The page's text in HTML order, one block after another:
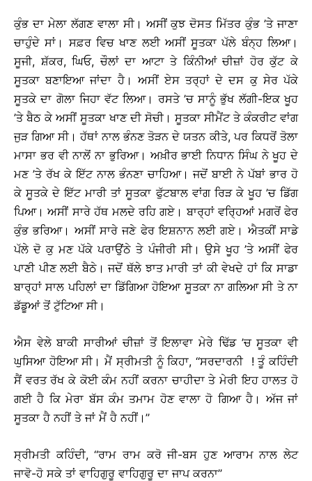
ਕੁੰਭ ਦਾ ਮੇਲਾ ਲੱਗਣ ਵਾਲਾ ਸੀ। ਅਸੀਂ ਕੁਝ ਦੋਸਤ ਮਿੱਤਰ ਕੁੰਭ ’ਤੇ ਜਾਣਾ
ਚਾਹੁੰਦੇ ਸਾਂ। ਸਫ਼ਰ ਵਿਚ ਖਾਣ ਲਈ ਅਸੀਂ ਸੂਤਕਾ ਪੱਲੇ ਬੰਨ੍ਹ ਲਿਆ।
ਸੂਜੀ, ਸ਼ੱਕਰ, ਘਿਓ, ਚੌਲਾਂ ਦਾ ਆਟਾ ਤੇ ਕਿੰਨੀਆਂ ਚੀਜ਼ਾਂ ਹੋਰ ਕੁੱਟ ਕੇ
ਸੂਤਕਾ ਬਣਾਇਆ ਜਾਂਦਾ ਹੈ। ਅਸੀਂ ਏਸ ਤਰ੍ਹਾਂ ਦੇ ਦਸ ਕੁ ਸੇਰ ਪੱਕੇ
ਸੂਤਕੇ ਦਾ ਗੋਲਾ ਜਿਹਾ ਵੱਟ ਲਿਆ। ਰਸਤੇ ’ਚ ਸਾਨੂੰ ਭੁੱਖ ਲੱਗੀ-ਇਕ ਖੂਹ
’ਤੇ ਬੈਠ ਕੇ ਅਸੀਂ ਸੂਤਕਾ ਖਾਣ ਦੀ ਸੋਚੀ। ਸੂਤਕਾ ਸੀਮੈਂਟ ਤੇ ਕੰਕਰੀਟ ਵਾਂਗ
ਜੁੜ ਗਿਆ ਸੀ। ਹੱਥਾਂ ਨਾਲ ਭੰਨਣ ਤੋੜਨ ਦੇ ਯਤਨ ਕੀਤੇ, ਪਰ ਕਿਧਰੋਂ ਤੋਲਾ
ਮਾਸਾ ਭਰ ਵੀ ਨਾਲੋਂ ਨਾ ਭੁਰਿਆ। ਅਖ਼ੀਰ ਭਾਈ ਨਿਧਾਨ ਸਿੰਘ ਨੇ ਖੂਹ ਦੇ
ਮਣ ’ਤੇ ਰੱਖ ਕੇ ਇੱਟ ਨਾਲ ਭੰਨਣਾ ਚਾਹਿਆ। ਜਦੋਂ ਬਾਈ ਨੇ ਪੱਬਾਂ ਭਾਰ ਹੋ
ਕੇ ਸੂਤਕੇ ਦੇ ਇੱਟ ਮਾਰੀ ਤਾਂ ਸੂਤਕਾ ਫੁੱਟਬਾਲ ਵਾਂਗ ਰਿੜ ਕੇ ਖੂਹ ’ਚ ਡਿੱਗ
ਪਿਆ। ਅਸੀਂ ਸਾਰੇ ਹੱਥ ਮਲਦੇ ਰਹਿ ਗਏ। ਬਾਰ੍ਹਾਂ ਵਰ੍ਹਿਆਂ ਮਗਰੋਂ ਫੇਰ
ਕੁੰਭ ਭਰਿਆ। ਅਸੀਂ ਸਾਰੇ ਜਣੇ ਫੇਰ ਇਸ਼ਨਾਨ ਲਈ ਗਏ। ਐਤਕੀਂ ਸਾਡੇ
ਪੱਲੇ ਦੋ ਕੁ ਮਣ ਪੱਕੇ ਪਰਾਉਂਠੇ ਤੇ ਪੰਜੀਰੀ ਸੀ। ਉਸੇ ਖੂਹ ’ਤੇ ਅਸੀਂ ਫੇਰ
ਪਾਣੀ ਪੀਣ ਲਈ ਬੈਠੇ। ਜਦੋਂ ਥੱਲੇ ਝਾਤ ਮਾਰੀ ਤਾਂ ਕੀ ਵੇਖਦੇ ਹਾਂ ਕਿ ਸਾਡਾ
ਬਾਰ੍ਹਾਂ ਸਾਲ ਪਹਿਲਾਂ ਦਾ ਡਿੱਗਿਆ ਹੋਇਆ ਸੂਤਕਾ ਨਾ ਗਲਿਆ ਸੀ ਤੇ ਨਾ
ਡੱਡੂਆਂ ਤੋਂ ਟੁੱਟਿਆ ਸੀ।
ਐਸ ਵੇਲੇ ਬਾਕੀ ਸਾਰੀਆਂ ਚੀਜ਼ਾਂ ਤੋਂ ਇਲਾਵਾ ਮੇਰੇ ਢਿੱਡ ’ਚ ਸੂਤਕਾ ਵੀ
ਘੁਸਿਆ ਹੋਇਆ ਸੀ। ਮੈਂ ਸ੍ਰੀਮਤੀ ਨੂੰ ਕਿਹਾ, ‘‘ਸਰਦਾਰਨੀ ! ਤੂੰ ਕਹਿੰਦੀ
ਸੈਂ ਵਰਤ ਰੱਖ ਕੇ ਕੋਈ ਕੰਮ ਨਹੀਂ ਕਰਨਾ ਚਾਹੀਦਾ ਤੇ ਮੇਰੀ ਇਹ ਹਾਲਤ ਹੋ
ਗਈ ਹੈ ਕਿ ਮੇਰਾ ਬੱਸ ਕੰਮ ਤਮਾਮ ਹੋਣ ਵਾਲਾ ਹੋ ਗਿਆ ਹੈ। ਅੱਜ ਜਾਂ
ਸੂਤਕਾ ਹੈ ਨਹੀਂ ਤੇ ਜਾਂ ਮੈਂ ਹੈ ਨਹੀਂ।’’
ਸ੍ਰੀਮਤੀ ਕਹਿੰਦੀ, ‘‘ਰਾਮ ਰਾਮ ਕਰੋ ਜੀ-ਬਸ ਹੁਣ ਆਰਾਮ ਨਾਲ ਲੇਟ
ਜਾਵੋ-ਹੋ ਸਕੇ ਤਾਂ ਵਾਹਿਗੁਰੂ ਵਾਹਿਗੁਰੂ ਦਾ ਜਾਪ ਕਰਨਾ’’